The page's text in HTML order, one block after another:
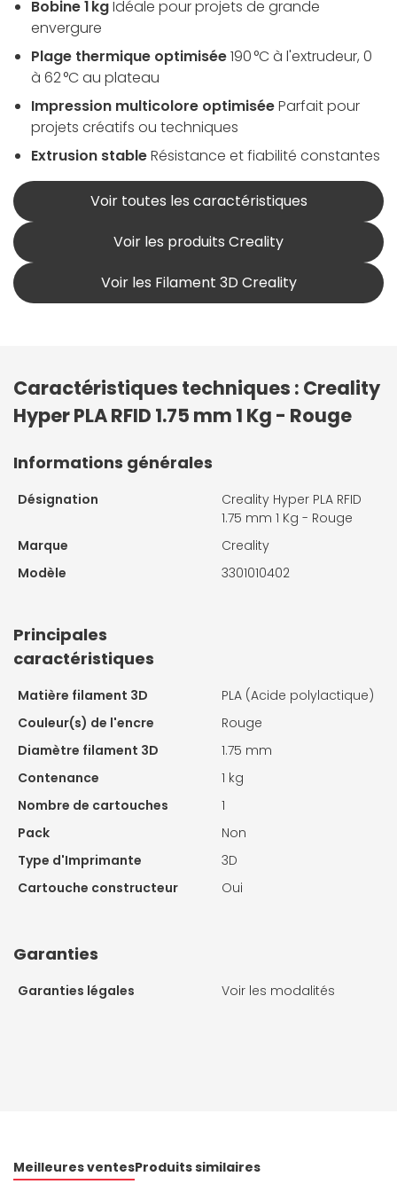
Bobine 1 kgIdéale pour projets de grande
envergure
Plage thermique optimisée190 °C à l'extrudeur, 0
à 62 °C au plateau
Impression multicolore optimiséeParfait pour
projets créatifs ou techniques
Extrusion stableRésistance et fiabilité constantes
Voir toutes les caractéristiques
Voir les produits Creality
Voir les Filament 3D Creality
Caractéristiques techniques : Creality
Hyper PLA RFID 1.75 mm 1 Kg - Rouge
Informations générales
Désignation
Creality Hyper PLA RFID
1.75 mm 1 Kg - Rouge
Marque
Creality
Modèle
3301010402
Principales
caractéristiques
Matière filament 3D
PLA (Acide polylactique)
Couleur(s) de l'encre
Rouge
Diamètre filament 3D
1.75 mm
Contenance
1 kg
Nombre de cartouches
1
Pack
Non
Type d'Imprimante
3D
Cartouche constructeur
Oui
Garanties
Garanties légales Voir les modalités
Meilleures ventesProduits similaires